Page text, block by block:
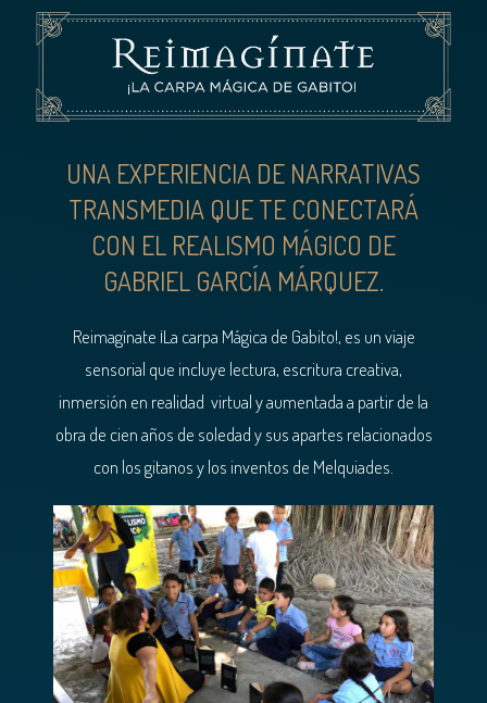
UNA EXPERIENCIA DE NARRATIVAS
TRANSMEDIA QUE TE CONECTARÁ
CON EL REALISMO MÁGICO DE
GABRIEL GARCÍA MÁRQUEZ.
Reimagínate ¡La carpa Mágica de Gabito!, es un viaje
sensorial que incluye lectura, escritura creativa,
inmersión en realidad virtual y aumentada a partir de la
obra de cien años de soledad y sus apartes relacionados
con los gitanos y los inventos de Melquiades.